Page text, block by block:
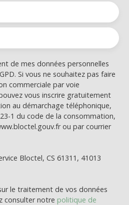
de mes données personnelles
Si vous ne souhaitez pas faire
commerciale par voie
vous inscrire gratuitement
au démarchage téléphonique,
1 du code de la consommation,
ou par courrier
Bloctel, CS 61311, 41013
le traitement de vos données
consulter notre politique de